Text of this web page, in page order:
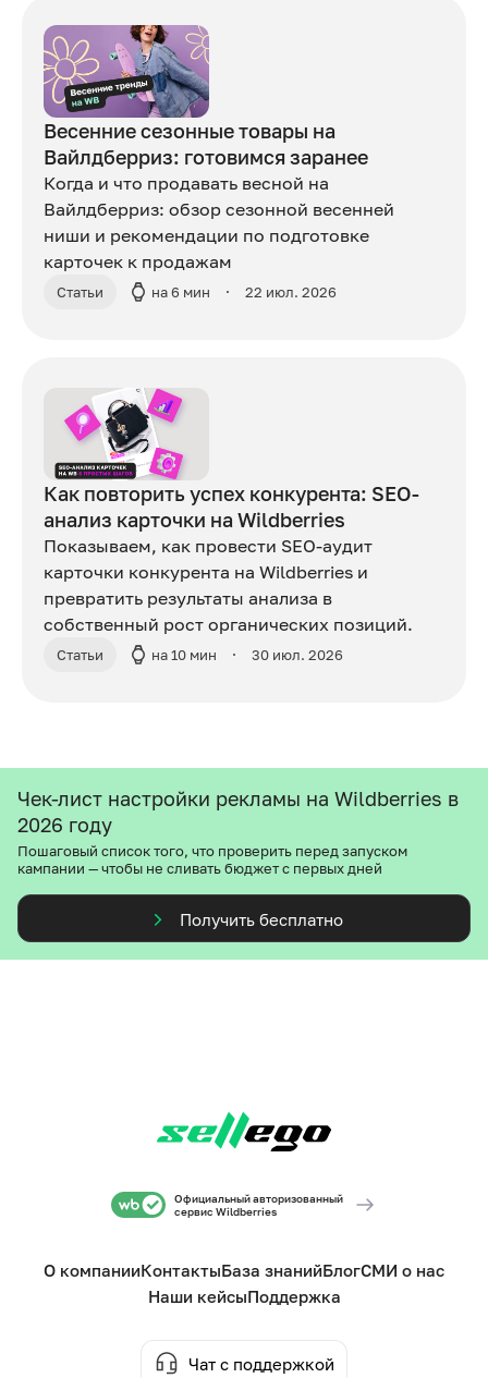
Весенние сезонные товары на
Вайлдберриз: готовимся заранее
Когда и что продавать весной на
Вайлдберриз: обзор сезонной весенней
ниши и рекомендации по подготовке
карточек к продажам
Статьи на 6 мин 22 июл. 2026
Как повторить успех конкурента: SEO-
анализ карточки на Wildberries
Показываем, как провести SEO-аудит
карточки конкурента на Wildberries и
превратить результаты анализа в
собственный рост органических позиций.
Статьи на 10 мин 30 июл. 2026
Чек-лист настройки рекламы на Wildberries в
2026 году
Пошаговый список того, что проверить перед запуском
кампании — чтобы не сливать бюджет с первых дней
Получить бесплатно
Официальный авторизованный
сервис Wildberries
О компанииКонтактыБаза знанийБлогСМИ о нас
Наши кейсыПоддержка
Чат с поддержкой